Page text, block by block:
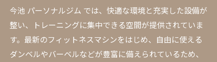
今池 パーソナルジム では、快適な環境と充実した設備が
整い、トレーニングに集中できる空間が提供されていま
す。最新のフィットネスマシンをはじめ、自由に使える
ダンベルやバーベルなどが豊富に備えられているため、